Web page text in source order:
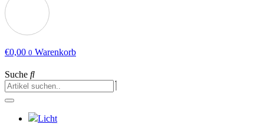
€0,00 0 Warenkorb
Suche
Licht